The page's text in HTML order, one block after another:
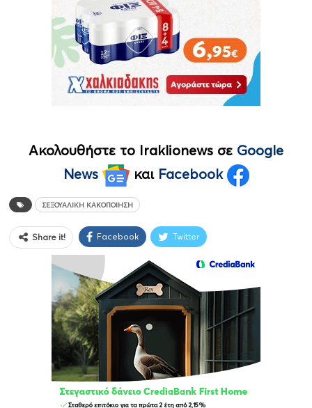
Ακολουθήστε το Iraklionews σε Google
News
και Facebook
ΣΕΞΟΥΑΛΙΚΉ ΚΑΚΟΠΟΊΗΣΗ
Share it! Facebook Twitter